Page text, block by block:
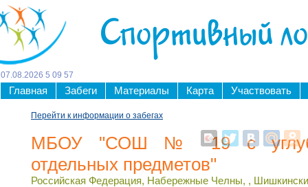
Спортивный
07 08 2026 5 09 57
Главная Забеги Материалы Карта Участвовать
Перейти к информации о забегах
МБОУ "СОШ № 19 с
отдельных предметов"
Российская Федерация, Набережные Челны, ,